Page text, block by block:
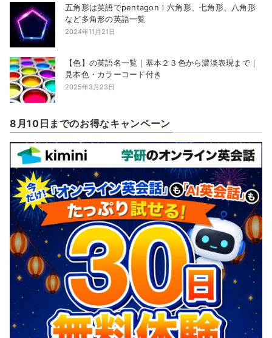
五角形は英語でpentagon！六角形、七角形、八角形
など多角形の英語一覧
2024年11月21日
【色】の英語名一覧｜基本２３色から濃淡表現まで｜
見本色・カラーコード付き
2025年3月23日
8月10日までのお得なキャンペーン